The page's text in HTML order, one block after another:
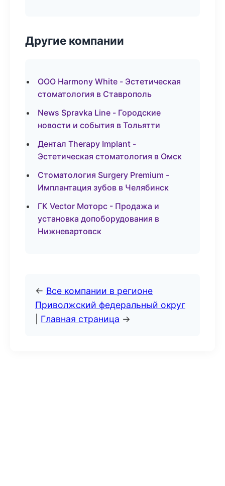
Другие компании
ООО Harmony White - Эстетическая
стоматология в Ставрополь
News Spravka Line - Городские
новости и события в Тольятти
Дентал Therapy Implant -
Эстетическая стоматология в Омск
Стоматология Surgery Premium -
Имплантация зубов в Челябинск
ГК Vector Моторс - Продажа и
установка допоборудования в
Нижневартовск
← Все компании в регионе
Приволжский федеральный округ
Главная страница →